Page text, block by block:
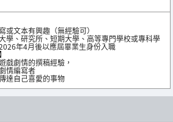
或文本有興趣（無經驗可）
學、研究所、短期大學、高等專門學校或專科學
年4月後以應屆畢業生身份入職
戲劇情的撰稿經驗，
情編寫者
達自己喜愛的事物